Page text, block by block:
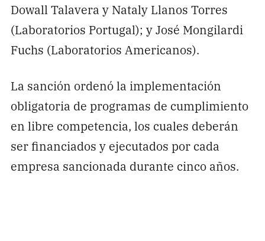
Dowall Talavera y Nataly Llanos Torres
(Laboratorios Portugal); y José Mongilardi
Fuchs (Laboratorios Americanos).
La sanción ordenó la implementación
obligatoria de programas de cumplimiento
en libre competencia, los cuales deberán
ser financiados y ejecutados por cada
empresa sancionada durante cinco años.